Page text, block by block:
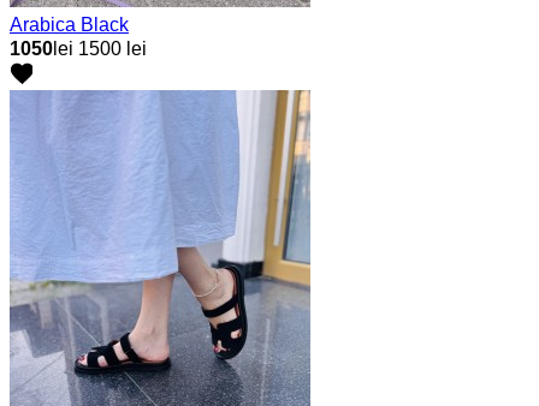
Arabica Black
1050 lei 1500 lei